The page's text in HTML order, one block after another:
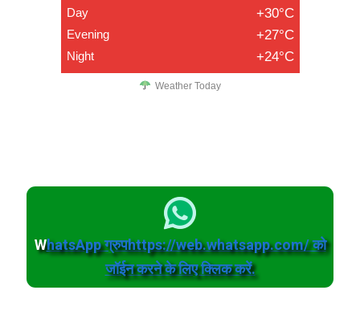
Day +30°C
Evening +27°C
Night +24°C
Weather Today
WhatsApp ग्रुपhttps://web.whatsapp.com/ को
जॉईन करने के लिए क्लिक करें.